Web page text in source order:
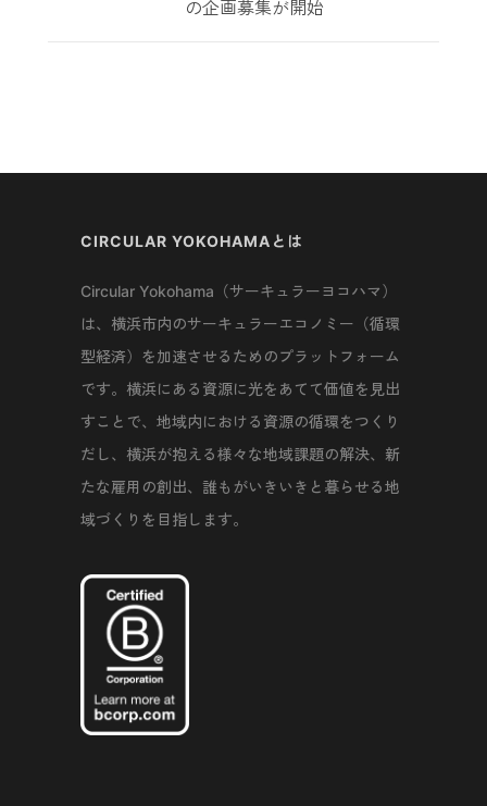
の企画募集が開始
CIRCULAR YOKOHAMAとは
Circular Yokohama（サーキュラーヨコハマ）
は、横浜市内のサーキュラーエコノミー（循環
型経済）を加速させるためのプラットフォーム
です。横浜にある資源に光をあてて価値を見出
すことで、地域内における資源の循環をつくり
だし、横浜が抱える様々な地域課題の解決、新
たな雇用の創出、誰もがいきいきと暮らせる地
域づくりを目指します。